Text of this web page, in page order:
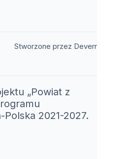
Stworzone przez Deverr(otwiera
„Powiat z
Polska 2021-2027.